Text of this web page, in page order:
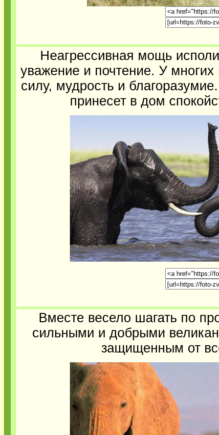
Неагрессивная мощь
уважение и почтение. У
силу, мудрость и
принесет в дом
Вместе весело шагать по
сильными и добрыми
защищенным от